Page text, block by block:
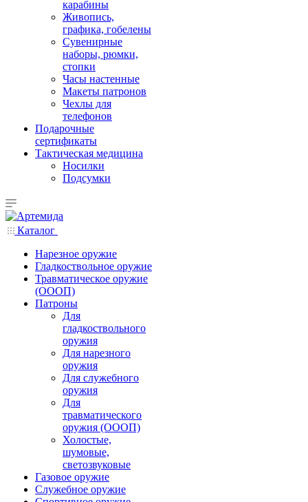
карабины
Живопись,
графика, гобелены
Сувенирные
наборы, рюмки,
стопки
Часы настенные
Макеты патронов
Чехлы для
телефонов
Подарочные
сертификаты
Тактическая медицина
Носилки
Подсумки
Каталог
Нарезное оружие
Гладкоствольное оружие
Травматическое оружие
(ОООП)
Патроны
Для
гладкоствольного
оружия
Для нарезного
оружия
Для служебного
оружия
Для
травматического
оружия (ОООП)
Холостые,
шумовые,
светозвуковые
Газовое оружие
Служебное оружие